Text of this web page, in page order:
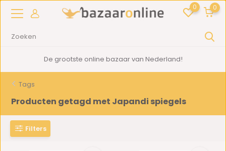
0 0
2000m2showroom in Woerden
Tags
Producten getagd met Japandi spiegels
Filters